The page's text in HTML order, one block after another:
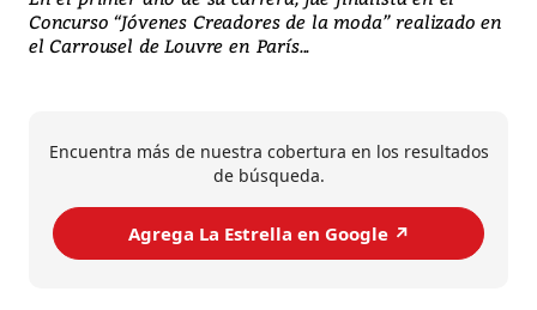
Concurso “Jóvenes Creadores de la moda” realizado en
el Carrousel de Louvre en París...
Encuentra más de nuestra cobertura en los resultados
de búsqueda.
Agrega La Estrella en Google ↗️